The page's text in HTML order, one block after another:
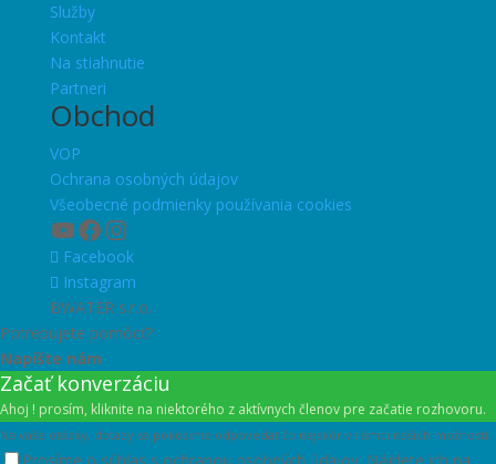
Služby
Kontakt
Na stiahnutie
Partneri
Obchod
VOP
Ochrana osobných údajov
Všeobecné podmienky používania cookies
YouTube
Facebook
Instagram
Facebook
Instagram
BWATER s.r.o.
Potrebujete pomôcť?
Napíšte nám
Začať konverzáciu
Ahoj ! prosím, kliknite na niektorého z aktívnych členov pre začatie rozhovoru.
Na vaše otázky, dotazy sa pokúsime odpovedať čo najskôr v rámci našich možností.